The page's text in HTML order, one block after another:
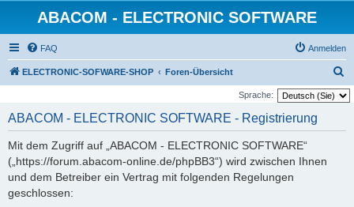
ABACOM - ELECTRONIC SOFTWARE
FAQ Anmelden
ELECTRONIC-SOFWARE-SHOP Foren-Übersicht
u
Sprache:
ABACOM - ELECTRONIC SOFTWARE - Registrierung
Mit dem Zugriff auf „ABACOM - ELECTRONIC SOFTWARE“
(„https://forum.abacom-online.de/phpBB3“) wird zwischen Ihnen
und dem Betreiber ein Vertrag mit folgenden Regelungen
geschlossen: